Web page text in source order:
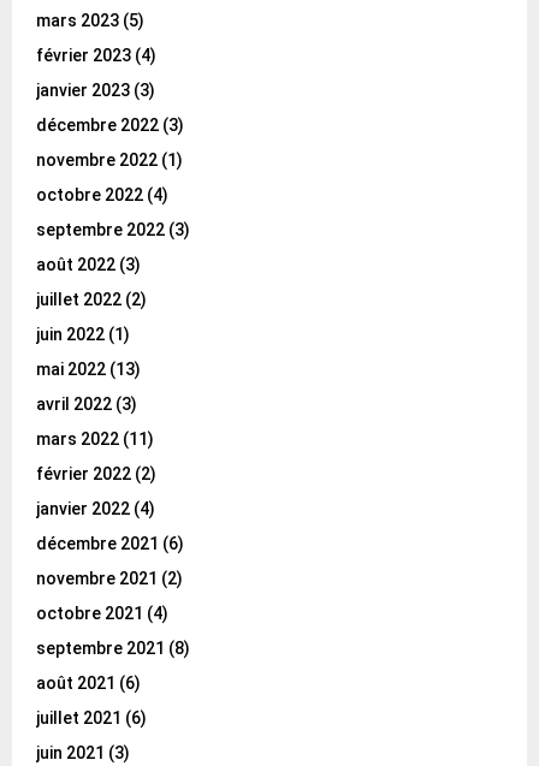
mars 2023 (5)
février 2023 (4)
janvier 2023 (3)
décembre 2022 (3)
novembre 2022 (1)
octobre 2022 (4)
septembre 2022 (3)
août 2022 (3)
juillet 2022 (2)
juin 2022 (1)
mai 2022 (13)
avril 2022 (3)
mars 2022 (11)
février 2022 (2)
janvier 2022 (4)
décembre 2021 (6)
novembre 2021 (2)
octobre 2021 (4)
septembre 2021 (8)
août 2021 (6)
juillet 2021 (6)
juin 2021 (3)